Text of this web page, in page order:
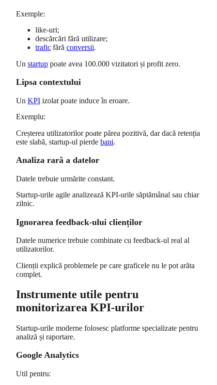
Exemple:
like-uri;
descărcări fără utilizare;
trafic fără conversii.
Un startup poate avea 100.000 vizitatori și profit zero.
Lipsa contextului
Un KPI izolat poate induce în eroare.
Exemplu:
Creșterea utilizatorilor poate părea pozitivă, dar dacă retenția
este slabă, startup-ul pierde bani.
Analiza rară a datelor
Datele trebuie urmărite constant.
Startup-urile agile analizează KPI-urile săptămânal sau chiar
zilnic.
Ignorarea feedback-ului clienților
Datele numerice trebuie combinate cu feedback-ul real al
utilizatorilor.
Clienții explică problemele pe care graficele nu le pot arăta
complet.
Instrumente utile pentru
monitorizarea KPI-urilor
Startup-urile moderne folosesc platforme specializate pentru
analiză și raportare.
Google Analytics
Util pentru: